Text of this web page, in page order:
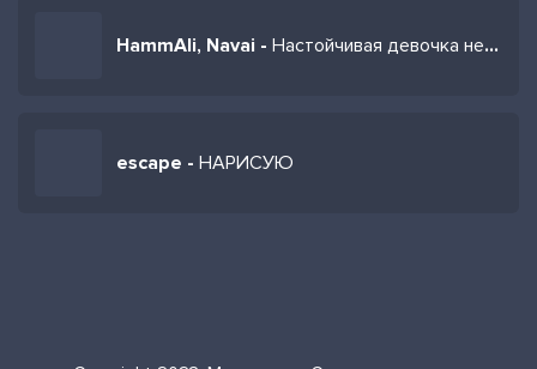
HammAli, Navai - Настойчивая девочка не просто так тебе не ответил
escape - НАРИСУЮ